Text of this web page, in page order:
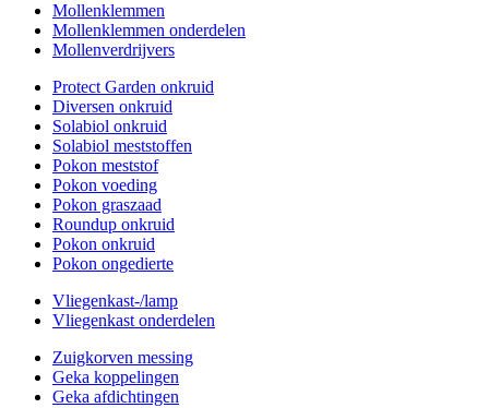
Mollenklemmen
Mollenklemmen onderdelen
Mollenverdrijvers
Protect Garden onkruid
Diversen onkruid
Solabiol onkruid
Solabiol meststoffen
Pokon meststof
Pokon voeding
Pokon graszaad
Roundup onkruid
Pokon onkruid
Pokon ongedierte
Vliegenkast-/lamp
Vliegenkast onderdelen
Zuigkorven messing
Geka koppelingen
Geka afdichtingen